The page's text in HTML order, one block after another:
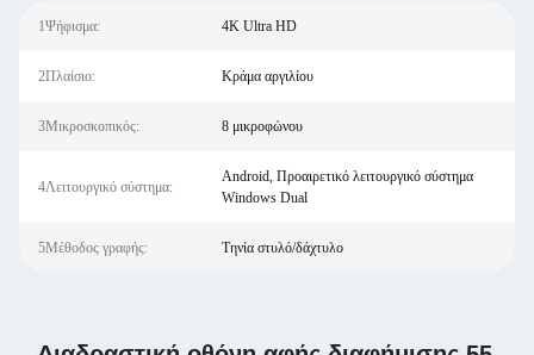
1Ψήφισμα: 4K Ultra HD
2Πλαίσιο: Κράμα αργιλίου
3Μικροσκοπικός: 8 μικροφώνου
4Λειτουργικό σύστημα:
Android, Προαιρετικό λειτουργικό σύστημα
Windows Dual
5Μέθοδος γραφής: Τηνία στυλό/δάχτυλο